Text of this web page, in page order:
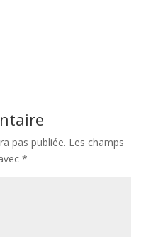
pas publiée. Les champs
*